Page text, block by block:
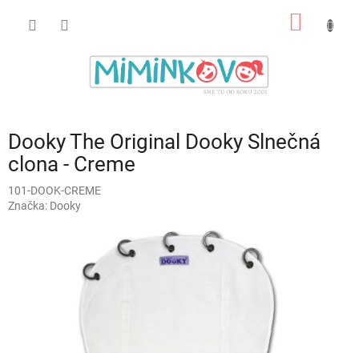
Dooky The Original Dooky Slnečná
clona - Creme
101-DOOK-CREME
Značka: Dooky